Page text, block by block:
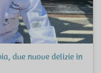
due nuove delizie in